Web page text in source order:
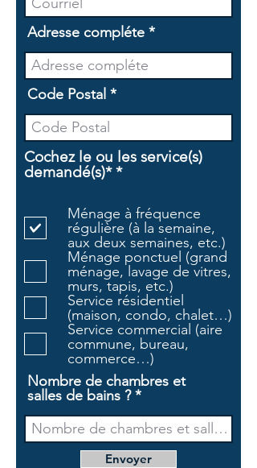
Adresse compléte
Code Postal
Cochez le ou les service(s)
demandé(s)* *O
g
a
t
o
i
r
e
Ménage à fréquence
régulière (à la semaine,
aux deux semaines, etc.)
Ménage ponctuel (grand
ménage, lavage de vitres,
murs, tapis, etc.)
Service résidentiel
(maison, condo, chalet…)
Service commercial (aire
commune, bureau,
commerce…)
Nombre de chambres et
salles de bains ?
Envoyer